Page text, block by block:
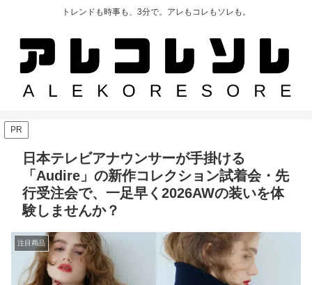
トレンドも時事も、3分で。アレもコレもソレも。
PR
日本テレビアナウンサーが手掛ける
「Audire」の新作コレクション試着会・先
行受注会で、一足早く2026AWの装いを体
験しませんか？
注目商品